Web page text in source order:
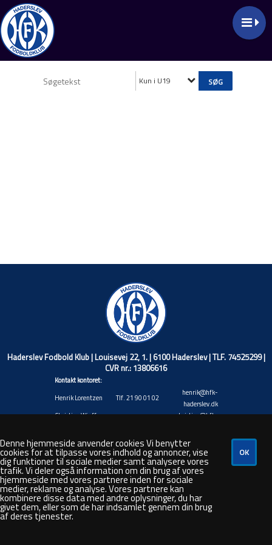
Kun i U19
Haderslev Fodbold Klub | Louisevej 22, 1. | 6100 Haderslev | TLF. 74525299 |
CVR nr.: 13806616
Kontakt kontoret:
Henrik Lorentzen
Tlf. 21 90 01 02
henrik@hfk-
haderslev.dk
Christian Wiuff
christian@hfk-
Jacob Valentin
Andresen
Tlf. 20 88 92 20
haderslev.dk
Rasmus André
Hansen
Tlf. 48 80 50 26
rasmus@hfk-
haderslev.dk
Steven Bork
Tlf. 66 44 35 87
steven@hfk-
haderslev.dk
Denne hjemmeside anvender cookies Vi benytter
cookies for at tilpasse vores indhold og annoncer, vise
dig funktioner til sociale medier samt analysere vores
trafik. Vi deler også information om din brug af vores
hjemmeside med vores partnere inden for sociale
medier, reklame og analyse. Vores partnere kan
kombinere disse data med andre oplysninger, du har
givet dem, eller som de har indsamlet gennem din brug
af deres tjenester.